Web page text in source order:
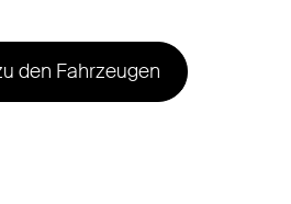
den Fahrzeugen